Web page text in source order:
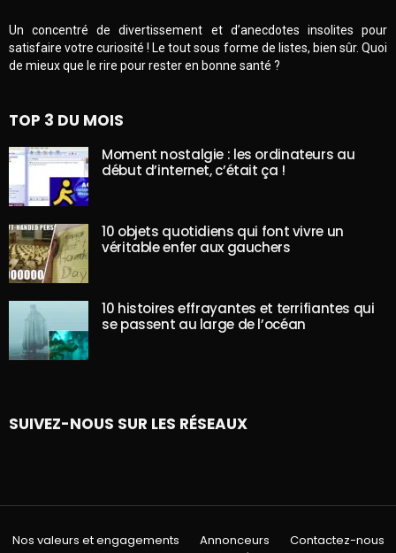
Un concentré de divertissement et d’anecdotes insolites pour
satisfaire votre curiosité ! Le tout sous forme de listes, bien sûr. Quoi
de mieux que le rire pour rester en bonne santé ?
TOP 3 DU MOIS
Moment nostalgie : les ordinateurs au
début d’internet, c’était ça !
10 objets quotidiens qui font vivre un
véritable enfer aux gauchers
10 histoires effrayantes et terrifiantes qui
se passent au large de l’océan
SUIVEZ-NOUS SUR LES RÉSEAUX
Nos valeurs et engagements Annonceurs
Contactez-nous